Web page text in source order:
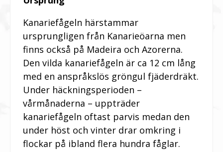
Kanariefågeln härstammar
ursprungligen från Kanarieöarna men
finns också på Madeira och Azorerna.
Den vilda kanariefågeln är ca 12 cm lång
med en anspråkslös gröngul fjäderdräkt.
Under häckningsperioden –
vårmånaderna – uppträder
kanariefågeln oftast parvis medan den
under höst och vinter drar omkring i
flockar på ibland flera hundra fåglar.